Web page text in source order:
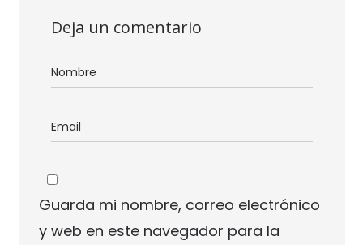
Deja un comentario
Guarda mi nombre, correo electrónico
y web en este navegador para la